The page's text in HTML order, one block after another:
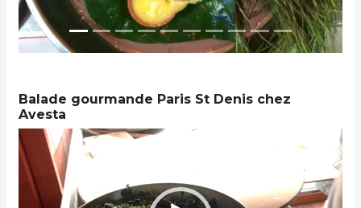
Balade gourmande Paris St Denis chez
Avesta
Lecteur
vidéo